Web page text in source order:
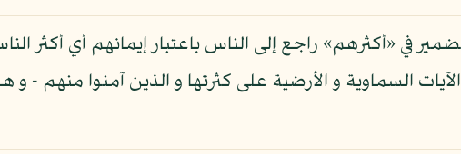
في «أكثرهم» راجع إلى الناس باعتبار إيمانهم أي أكثر
السماوية و الأرضية على كثرتها و الذين آمنوا منهم - و